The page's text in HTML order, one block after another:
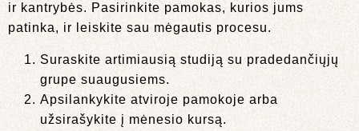
ir kantrybės. Pasirinkite pamokas, kurios jums
patinka, ir leiskite sau mėgautis procesu.
Suraskite artimiausią studiją su pradedančiųjų
grupe suaugusiems.
Apsilankykite atviroje pamokoje arba
užsirašykite į mėnesio kursą.